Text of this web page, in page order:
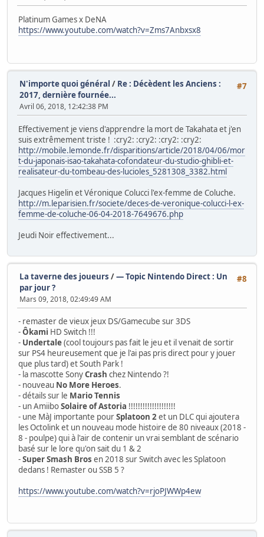
Platinum Games x DeNA
https://www.youtube.com/watch?v=Zms7Anbxsx8
#7
N'importe quoi général / Re : Décèdent les Anciens :
2017, dernière fournée...
Avril 06, 2018, 12:42:38 PM
Effectivement je viens d'apprendre la mort de Takahata et j'en
suis extrêmement triste ! :cry2: :cry2: :cry2: :cry2:
http://mobile.lemonde.fr/disparitions/article/2018/04/06/mor
t-du-japonais-isao-takahata-cofondateur-du-studio-ghibli-et-
realisateur-du-tombeau-des-lucioles_5281308_3382.html
Jacques Higelin et Véronique Colucci l'ex-femme de Coluche.
http://m.leparisien.fr/societe/deces-de-veronique-colucci-l-ex-
femme-de-coluche-06-04-2018-7649676.php
Jeudi Noir effectivement...
#8
La taverne des joueurs /— Topic Nintendo Direct : Un
par jour ?
Mars 09, 2018, 02:49:49 AM
- remaster de vieux jeux DS/Gamecube sur 3DS
-Ôkami HD Switch !!!
- Undertale(cool toujours pas fait le jeu et il venait de sortir
sur PS4 heureusement que je l'ai pas pris direct pour y jouer
que plus tard) et South Park !
- la mascotte SonyCrash chez Nintendo ?!
- nouveau No More Heroes.
- détails sur le Mario Tennis
- un AmiiboSolaire of Astoria !!!!!!!!!!!!!!!!!!!!
- une MàJ importante pourSplatoon 2et un DLC qui ajoutera
les Octolink et un nouveau mode histoire de 80 niveaux (2018 -
8 - poulpe) qui à l'air de contenir un vrai semblant de scénario
basé sur le lore qu'on sait du 1 & 2
-Super Smash Bros en 2018 sur Switch avec les Splatoon
dedans ! Remaster ou SSB 5 ?
https://www.youtube.com/watch?v=rjoPJWWp4ew